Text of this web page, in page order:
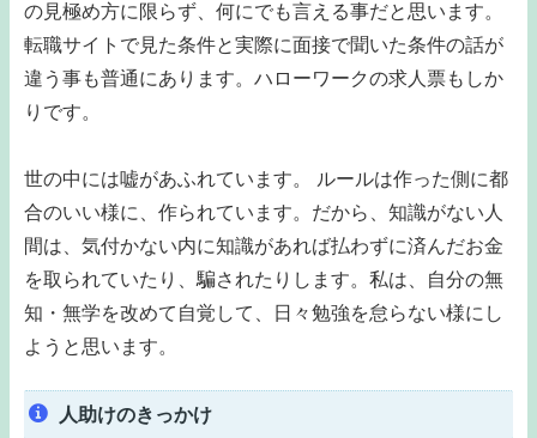
の見極め方に限らず、何にでも言える事だと思います。
転職サイトで見た条件と実際に面接で聞いた条件の話が
違う事も普通にあります。ハローワークの求人票もしか
りです。
世の中には嘘があふれています。 ルールは作った側に都
合のいい様に、作られています。だから、知識がない人
間は、気付かない内に知識があれば払わずに済んだお金
を取られていたり、騙されたりします。私は、自分の無
知・無学を改めて自覚して、日々勉強を怠らない様にし
ようと思います。
人助けのきっかけ